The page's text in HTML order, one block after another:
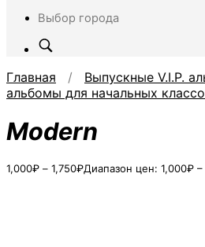
Выбор города
Главная / Выпускные V.I.P.
альбомы для начальных
Modern
1,000₽ – 1,750₽Диапазон цен: 1,000₽ –